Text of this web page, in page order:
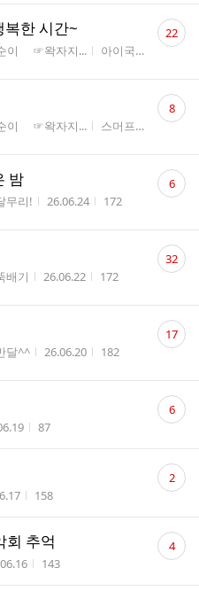
복한 시간~
☞왁자지... 작성자
아이국악 작성시
댓
글22
☞왁자지... 작성자
스머프 작성시간
26.06.28
댓
글 8
밤
성자
무리! 작성시간
26.06.24 조회수
172
댓
글 6
성자
배기 작성시간
26.06.22 조회수
172
댓
글32
성자
달^^ 작성시간
26.06.20 조회수
182
댓
글17
시간 조회수
87
댓
글 6
간 조회수
158
댓
글 2
회 추억
시간 조회수
143
댓
글 4